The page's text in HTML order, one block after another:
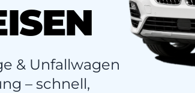
& Unfallwagen
– schnell,